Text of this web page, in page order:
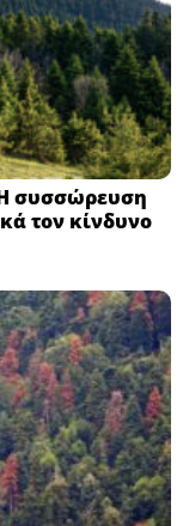
Η συσσώρευση
τον κίνδυνο